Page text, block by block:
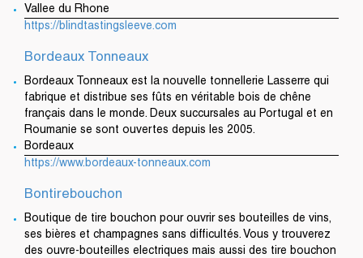
Vallee du Rhone
https://blindtastingsleeve.com
Bordeaux Tonneaux
Bordeaux Tonneaux est la nouvelle tonnellerie Lasserre qui
fabrique et distribue ses fûts en véritable bois de chêne
français dans le monde. Deux succursales au Portugal et en
Roumanie se sont ouvertes depuis les 2005.
Bordeaux
https://www.bordeaux-tonneaux.com
Bontirebouchon
Boutique de tire bouchon pour ouvrir ses bouteilles de vins,
ses bières et champagnes sans difficultés. Vous y trouverez
des ouvre-bouteilles electriques mais aussi des tire bouchon